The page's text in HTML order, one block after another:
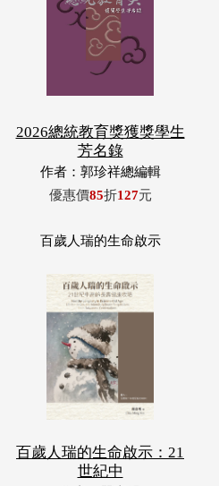
2026總統教育獎獲獎學生
芳名錄
作者：郭珍祥總編輯
優惠價85折127元
百歲人瑞的生命啟示
百歲人瑞的生命啟示：21
世紀中